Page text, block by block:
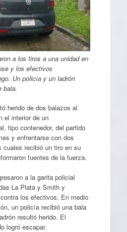
a los tiros a una unidad en
y los efectivos
Un policía y un ladrón
bala.
herido de dos balazos al
el interior de un
tipo contenedor, del partido
y enfrentarse con dos
recibió un tiro en su
fuentes de la fuerza.
a la garita policial
La Plata y Smith y
los efectivos. En medio
un policía recibió una bala
resultó herido. El
logró escapar.